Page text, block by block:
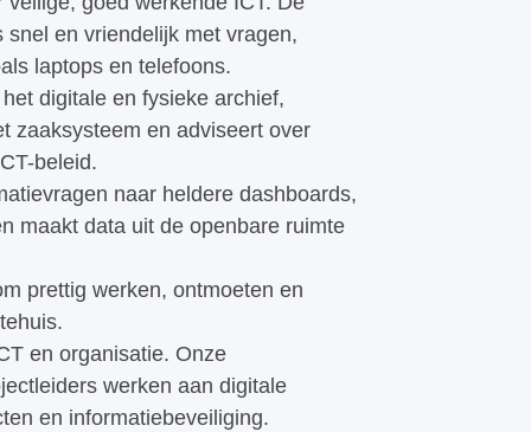
snel en vriendelijk met vragen,
laptops en telefoons.
digitale en fysieke archief,
zaaksysteem en adviseert over
beleid.
naar heldere dashboards,
maakt data uit de openbare ruimte
prettig werken, ontmoeten en
en organisatie. Onze
werken aan digitale
en informatiebeveiliging.